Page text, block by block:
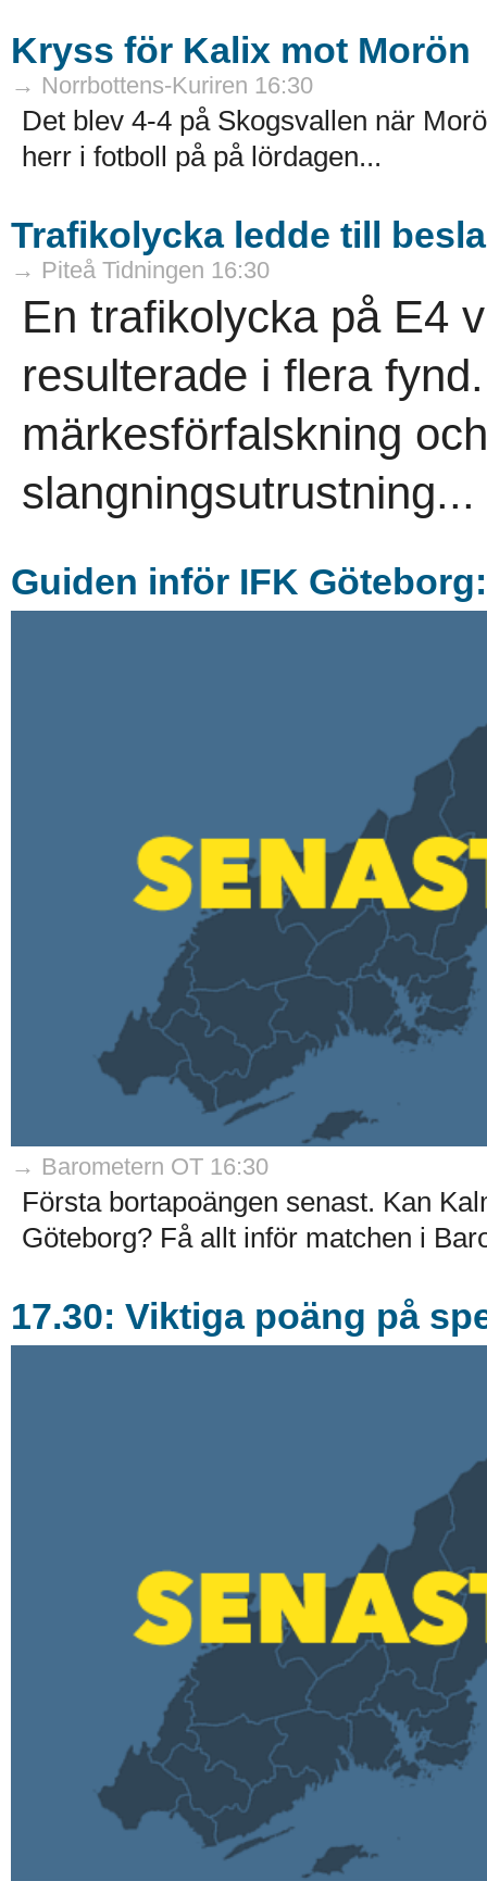
Kryss för Kalix mot Morön
→ Norrbottens-Kuriren 16:30
Det blev 4-4 på Skogsvallen när
herr i fotboll på på lördagen...
Trafikolycka ledde till
→ Piteå Tidningen 16:30
En trafikolycka på E4
resulterade i flera
märkesförfalskning
slangningsutrustning...
Guiden inför IFK
→ Barometern OT 16:30
Första bortapoängen senast. Kan
Göteborg? Få allt inför matchen i
17.30: Viktiga poäng på